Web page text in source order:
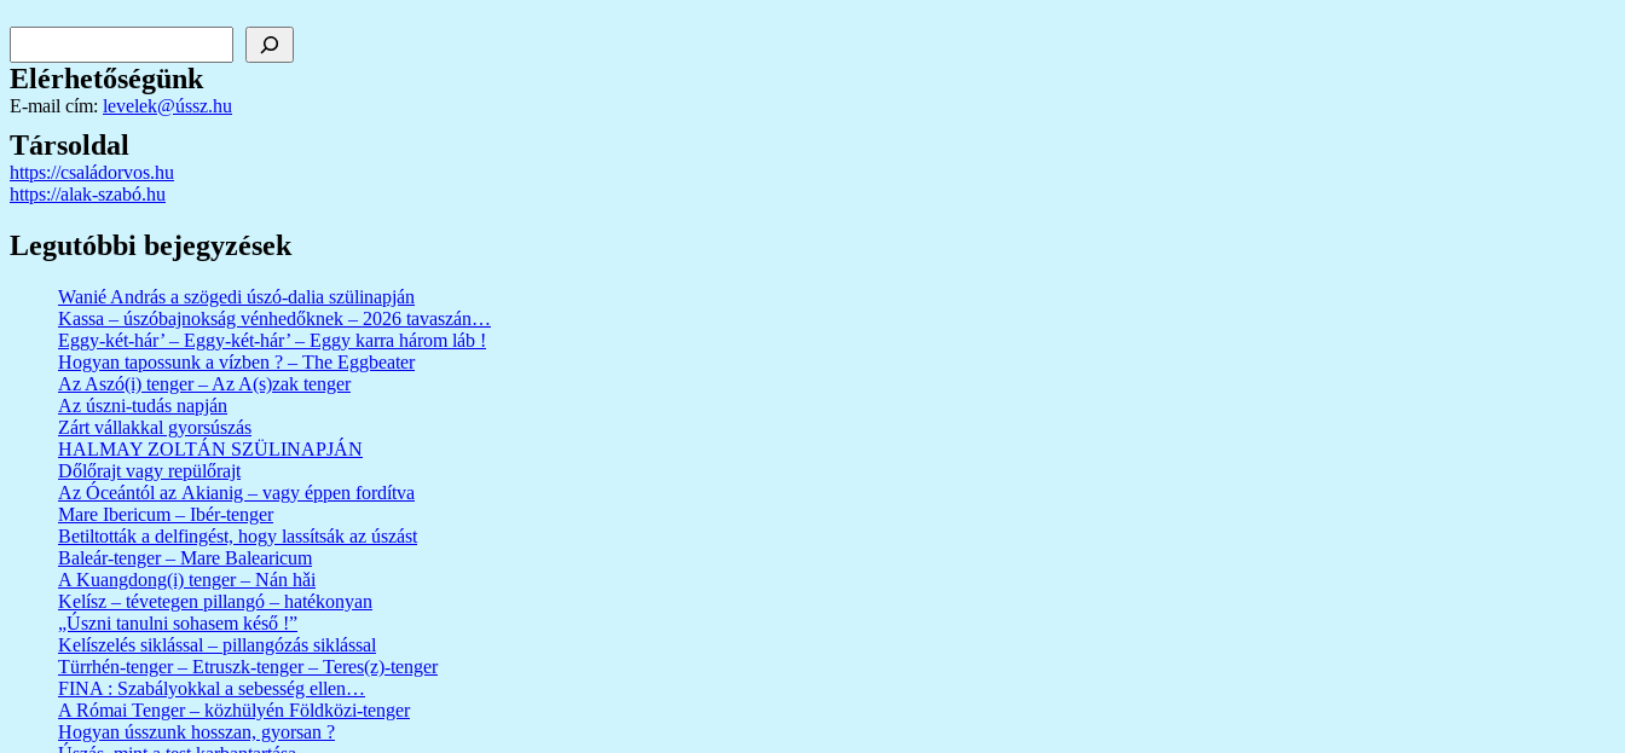
Elérhetőségünk
E-mail cím: levelek@ússz.hu
Társoldal
https://családorvos.hu
https://alak-szabó.hu
Legutóbbi bejegyzések
Wanié András a szögedi úszó-dalia szülinapján
Kassa – úszóbajnokság vénhedőknek – 2026 tavaszán…
Eggy-két-hár’ – Eggy-két-hár’ – Eggy karra három láb !
Hogyan tapossunk a vízben ? – The Eggbeater
Az Aszó(i) tenger – Az A(s)zak tenger
Az úszni-tudás napján
Zárt vállakkal gyorsúszás
HALMAY ZOLTÁN SZÜLINAPJÁN
Dőlőrajt vagy repülőrajt
Az Óceántól az Akianig – vagy éppen fordítva
Mare Ibericum – Ibér-tenger
Betiltották a delfingést, hogy lassítsák az úszást
Baleár-tenger – Mare Balearicum
A Kuangdong(i) tenger – Nán hǎi
Kelísz – tévetegen pillangó – hatékonyan
„Úszni tanulni sohasem késő !”
Kelíszelés siklással – pillangózás siklással
Türrhén-tenger – Etruszk-tenger – Teres(z)-tenger
FINA : Szabályokkal a sebesség ellen…
A Római Tenger – közhülyén Földközi-tenger
Hogyan ússzunk hosszan, gyorsan ?